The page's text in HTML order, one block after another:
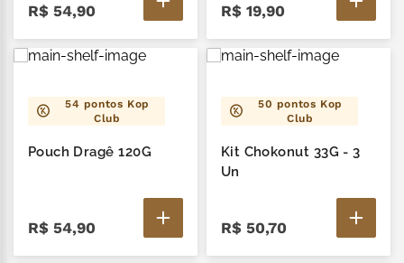
R$ 54,90 R$ 19,90
54 pontos Kop
Club
Pouch Dragê 120G
R$ 54,90
50 pontos Kop
Club
Kit Chokonut 33G - 3
Un
R$ 50,70